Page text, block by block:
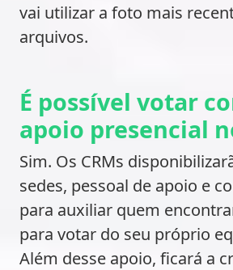
vai utilizar a foto mais
arquivos.
É possível votar
apoio presencial
Sim. Os CRMs
sedes, pessoal de apoio e
para auxiliar quem
para votar do seu próprio
Além desse apoio, ficará a